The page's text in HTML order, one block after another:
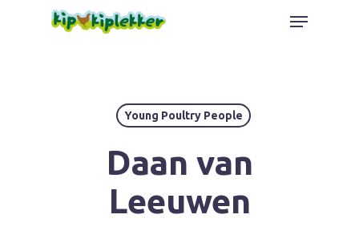
Menu
Young Poultry People
Daan van
Leeuwen